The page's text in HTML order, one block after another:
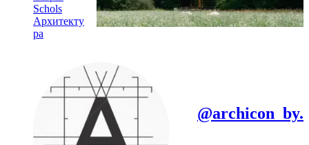
Schols
Архитекту
ра
@archicon_by.